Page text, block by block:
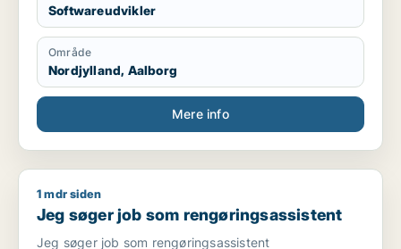
Softwareudvikler
Område
Nordjylland, Aalborg
Mere info
Jeg søger job som rengøringsassistent
1 mdr siden
Jeg søger job som rengøringsassistent
Jeg søger job som rengøringsassistent